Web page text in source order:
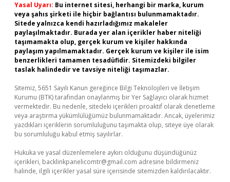
Yasal Uyarı: Bu internet sitesi, herhangi bir marka, kurum
veya şahıs şirketi ile hiçbir bağlantısı bulunmamaktadır.
Sitede yalnızca kendi hazırladığımız makaleler
paylaşılmaktadır. Burada yer alan içerikler haber niteliği
taşımamakta olup, gerçek kurum ve kişiler hakkında
paylaşım yapılmamaktadır. Gerçek kurum ve kişiler ile isim
benzerlikleri tamamen tesadüfidir. Sitemizdeki bilgiler
taslak halindedir ve tavsiye niteliği taşımazlar.
Sitemiz, 5651 Sayılı Kanun gereğince Bilgi Teknolojileri ve İletişim
Kurumu (BTK) tarafından onaylanmış bir Yer Sağlayıcı olarak hizmet
vermektedir. Bu nedenle, sitedeki içerikleri proaktif olarak denetleme
veya araştırma yükümlülüğümüz bulunmamaktadır. Ancak, üyelerimiz
yazdıkları içeriklerin sorumluluğunu taşımakta olup, siteye üye olarak
bu sorumluluğu kabul etmiş sayılırlar.
Hukuka ve yasal düzenlemelere aykırı olduğunu düşündüğünüz
içerikleri, backlinkpanelicomtr@gmail.com adresine bildirmeniz
halinde, ilgili içerikler yasal süre içerisinde sitemizden kaldırılacaktır.